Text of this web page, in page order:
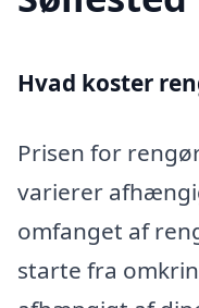
Hvad koster
Prisen for
varierer
omfanget af
starte fra